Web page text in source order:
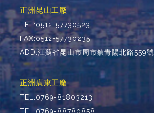
正洲昆山工廠
TEL:0512-57730523
FAX:0512-57730235
ADD:江蘇省昆山市周市鎮青陽北路559號
正洲廣東工廠
TEL:0769-81803213
TEL:0769-88780858